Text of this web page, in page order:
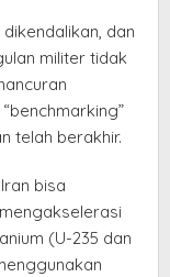
dan
militer tidak
telah berakhir.
bisa
(U-235 dan